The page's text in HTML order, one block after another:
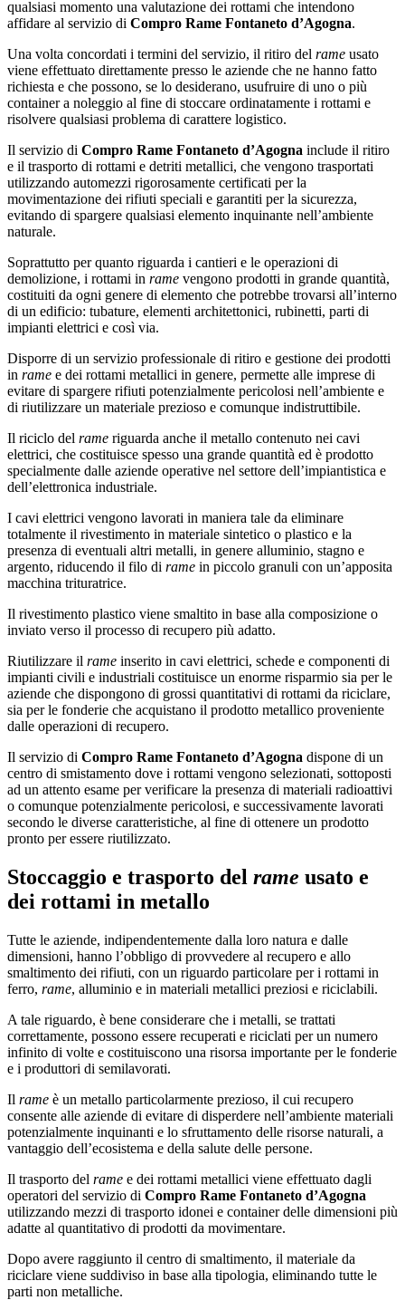
qualsiasi momento una valutazione dei rottami che intendono
affidare al servizio di Compro Rame Fontaneto d’Agogna.
Una volta concordati i termini del servizio, il ritiro del rame usato
viene effettuato direttamente presso le aziende che ne hanno fatto
richiesta e che possono, se lo desiderano, usufruire di uno o più
container a noleggio al fine di stoccare ordinatamente i rottami e
risolvere qualsiasi problema di carattere logistico.
Il servizio di Compro Rame Fontaneto d’Agogna include il ritiro
e il trasporto di rottami e detriti metallici, che vengono trasportati
utilizzando automezzi rigorosamente certificati per la
movimentazione dei rifiuti speciali e garantiti per la sicurezza,
evitando di spargere qualsiasi elemento inquinante nell’ambiente
naturale.
Soprattutto per quanto riguarda i cantieri e le operazioni di
demolizione, i rottami in rame vengono prodotti in grande quantità,
costituiti da ogni genere di elemento che potrebbe trovarsi all’interno
di un edificio: tubature, elementi architettonici, rubinetti, parti di
impianti elettrici e così via.
Disporre di un servizio professionale di ritiro e gestione dei prodotti
in rame e dei rottami metallici in genere, permette alle imprese di
evitare di spargere rifiuti potenzialmente pericolosi nell’ambiente e
di riutilizzare un materiale prezioso e comunque indistruttibile.
Il riciclo del rame riguarda anche il metallo contenuto nei cavi
elettrici, che costituisce spesso una grande quantità ed è prodotto
specialmente dalle aziende operative nel settore dell’impiantistica e
dell’elettronica industriale.
I cavi elettrici vengono lavorati in maniera tale da eliminare
totalmente il rivestimento in materiale sintetico o plastico e la
presenza di eventuali altri metalli, in genere alluminio, stagno e
argento, riducendo il filo di rame in piccolo granuli con un’apposita
macchina trituratrice.
Il rivestimento plastico viene smaltito in base alla composizione o
inviato verso il processo di recupero più adatto.
Riutilizzare il rame inserito in cavi elettrici, schede e componenti di
impianti civili e industriali costituisce un enorme risparmio sia per le
aziende che dispongono di grossi quantitativi di rottami da riciclare,
sia per le fonderie che acquistano il prodotto metallico proveniente
dalle operazioni di recupero.
Il servizio di Compro Rame Fontaneto d’Agogna dispone di un
centro di smistamento dove i rottami vengono selezionati, sottoposti
ad un attento esame per verificare la presenza di materiali radioattivi
o comunque potenzialmente pericolosi, e successivamente lavorati
secondo le diverse caratteristiche, al fine di ottenere un prodotto
pronto per essere riutilizzato.
Stoccaggio e trasporto del rame usato e
dei rottami in metallo
Tutte le aziende, indipendentemente dalla loro natura e dalle
dimensioni, hanno l’obbligo di provvedere al recupero e allo
smaltimento dei rifiuti, con un riguardo particolare per i rottami in
ferro, rame, alluminio e in materiali metallici preziosi e riciclabili.
A tale riguardo, è bene considerare che i metalli, se trattati
correttamente, possono essere recuperati e riciclati per un numero
infinito di volte e costituiscono una risorsa importante per le fonderie
e i produttori di semilavorati.
Il rame è un metallo particolarmente prezioso, il cui recupero
consente alle aziende di evitare di disperdere nell’ambiente materiali
potenzialmente inquinanti e lo sfruttamento delle risorse naturali, a
vantaggio dell’ecosistema e della salute delle persone.
Il trasporto del rame e dei rottami metallici viene effettuato dagli
operatori del servizio di Compro Rame Fontaneto d’Agogna
utilizzando mezzi di trasporto idonei e container delle dimensioni più
adatte al quantitativo di prodotti da movimentare.
Dopo avere raggiunto il centro di smaltimento, il materiale da
riciclare viene suddiviso in base alla tipologia, eliminando tutte le
parti non metalliche.